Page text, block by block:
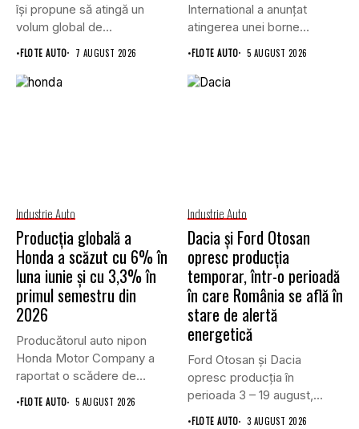
își propune să atingă un
volum global de...
•FLOTE AUTO 7 AUGUST 2026
International a anunțat
atingerea unei borne
istorice în industria...
•FLOTE AUTO 5 AUGUST 2026
Industrie Auto
Producția globală a
Honda a scăzut cu 6% în
luna iunie și cu 3,3% în
primul semestru din
2026
Producătorul auto nipon
Honda Motor Company a
raportat o scădere de
6,1%...
•FLOTE AUTO 5 AUGUST 2026
Industrie Auto
Dacia și Ford Otosan
opresc producția
temporar, într-o perioadă
în care România se află în
stare de alertă
energetică
Ford Otosan și Dacia
opresc producția în
perioada 3 – 19 august,...
•FLOTE AUTO 3 AUGUST 2026